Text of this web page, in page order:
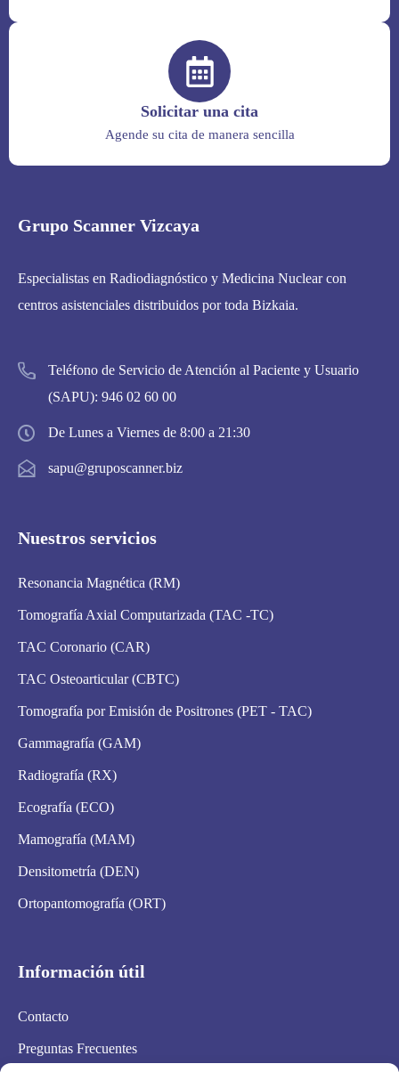
Solicitar una cita
Agende su cita de manera sencilla
Grupo Scanner Vizcaya
Especialistas en Radiodiagnóstico y Medicina Nuclear con
centros asistenciales distribuidos por toda Bizkaia.
Teléfono de Servicio de Atención al Paciente y Usuario
(SAPU): 946 02 60 00
De Lunes a Viernes de 8:00 a 21:30
sapu@gruposcanner.biz
Nuestros servicios
Resonancia Magnética (RM)
Tomografía Axial Computarizada (TAC -TC)
TAC Coronario (CAR)
TAC Osteoarticular (CBTC)
Tomografía por Emisión de Positrones (PET - TAC)
Gammagrafía (GAM)
Radiografía (RX)
Ecografía (ECO)
Mamografía (MAM)
Densitometría (DEN)
Ortopantomografía (ORT)
Información útil
Contacto
Preguntas Frecuentes